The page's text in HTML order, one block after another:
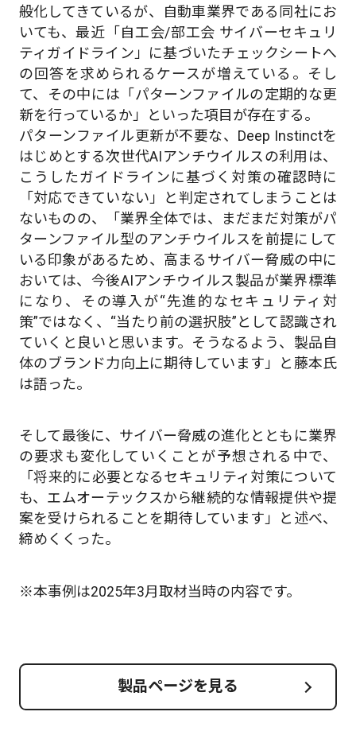
般化してきているが、自動車業界である同社にお
いても、最近「自工会/部工会 サイバーセキュリ
ティガイドライン」に基づいたチェックシートへ
の回答を求められるケースが増えている。そし
て、その中には「パターンファイルの定期的な更
新を行っているか」といった項目が存在する。
パターンファイル更新が不要な、Deep Instinctを
はじめとする次世代AIアンチウイルスの利用は、
こうしたガイドラインに基づく対策の確認時に
「対応できていない」と判定されてしまうことは
ないものの、「業界全体では、まだまだ対策がパ
ターンファイル型のアンチウイルスを前提にして
いる印象があるため、高まるサイバー脅威の中に
おいては、今後AIアンチウイルス製品が業界標準
になり、その導入が“先進的なセキュリティ対
策”ではなく、“当たり前の選択肢”として認識され
ていくと良いと思います。そうなるよう、製品自
体のブランド力向上に期待しています」と藤本氏
は語った。
そして最後に、サイバー脅威の進化とともに業界
の要求も変化していくことが予想される中で、
「将来的に必要となるセキュリティ対策について
も、エムオーテックスから継続的な情報提供や提
案を受けられることを期待しています」と述べ、
締めくくった。
※本事例は2025年3月取材当時の内容です。
製品ページを見る